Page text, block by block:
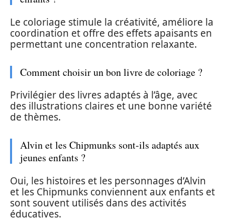
Le coloriage stimule la créativité, améliore la
coordination et offre des effets apaisants en
permettant une concentration relaxante.
Comment choisir un bon livre de coloriage ?
Privilégier des livres adaptés à l’âge, avec
des illustrations claires et une bonne variété
de thèmes.
Alvin et les Chipmunks sont-ils adaptés aux
jeunes enfants ?
Oui, les histoires et les personnages d’Alvin
et les Chipmunks conviennent aux enfants et
sont souvent utilisés dans des activités
éducatives.